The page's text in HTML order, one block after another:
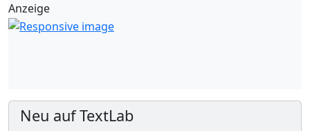
Anzeige
Neu auf TextLab